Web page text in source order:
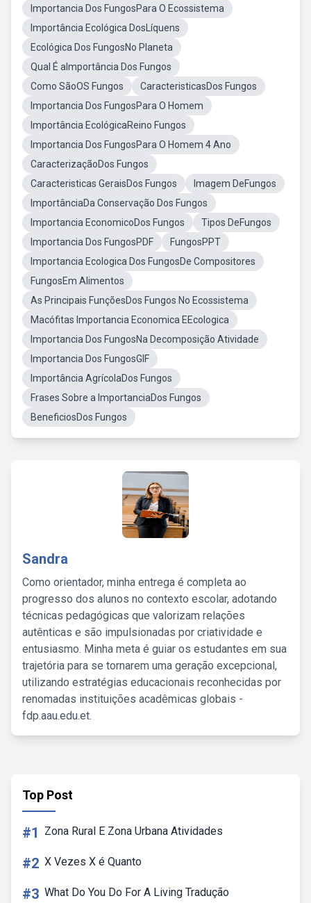
Importancia Dos FungosPara O Ecossistema
Importância Ecológica DosLíquens
Ecológica Dos FungosNo Planeta
Qual É aImportância Dos Fungos
Como SãoOS Fungos
CaracteristicasDos Fungos
Importancia Dos FungosPara O Homem
Importância EcológicaReino Fungos
Importancia Dos FungosPara O Homem 4 Ano
CaracterizaçãoDos Fungos
Caracteristicas GeraisDos Fungos
Imagem DeFungos
ImportânciaDa Conservação Dos Fungos
Importancia EconomicoDos Fungos
Tipos DeFungos
Importancia Dos FungosPDF
FungosPPT
Importancia Ecologica Dos FungosDe Compositores
FungosEm Alimentos
As Principais FunçõesDos Fungos No Ecossistema
Macófitas Importancia Economica EEcologica
Importancia Dos FungosNa Decomposição Atividade
Importancia Dos FungosGIF
Importância AgrícolaDos Fungos
Frases Sobre a ImportanciaDos Fungos
BeneficiosDos Fungos
Sandra
Como orientador, minha entrega é completa ao
progresso dos alunos no contexto escolar, adotando
técnicas pedagógicas que valorizam relações
autênticas e são impulsionadas por criatividade e
entusiasmo. Minha meta é guiar os estudantes em sua
trajetória para se tornarem uma geração excepcional,
utilizando estratégias educacionais reconhecidas por
renomadas instituições acadêmicas globais -
fdp.aau.edu.et.
Top Post
#1 Zona Rural E Zona Urbana Atividades
#2 X Vezes X é Quanto
#3 What Do You Do For A Living Tradução